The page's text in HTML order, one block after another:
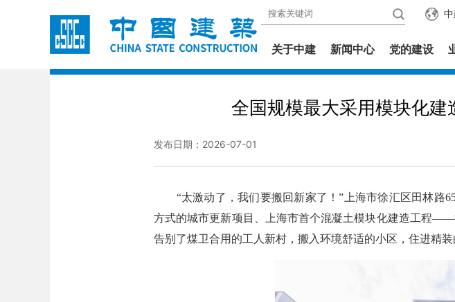
关于中建 新闻中心 党的建设
全国规模最大采用模块化
发布日期：2026-07-01
“太激动了，我们要搬回新家了！”上海市徐汇区田林路
方式的城市更新项目、上海市首个混凝土模块化建造工程
告别了煤卫合用的工人新村，搬入环境舒适的小区，住进精装